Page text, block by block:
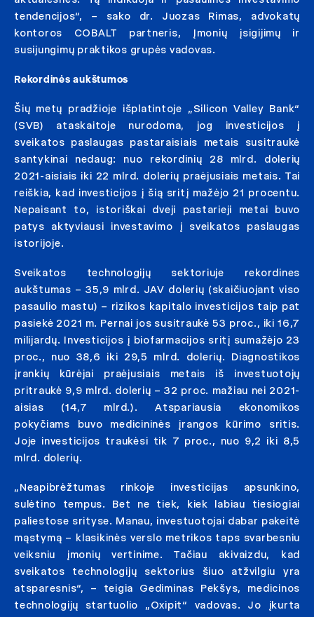
tendencijos“, – sako dr. Juozas Rimas, advokatų
kontoros COBALT partneris, Įmonių įsigijimų ir
susijungimų praktikos grupės vadovas.
Rekordinės aukštumos
Šių metų pradžioje išplatintoje „Silicon Valley Bank“
(SVB) ataskaitoje nurodoma, jog investicijos į
sveikatos paslaugas pastaraisiais metais susitraukė
santykinai nedaug: nuo rekordinių 28 mlrd. dolerių
2021-aisiais iki 22 mlrd. dolerių praėjusiais metais. Tai
reiškia, kad investicijos į šią sritį mažėjo 21 procentu.
Nepaisant to, istoriškai dveji pastarieji metai buvo
patys aktyviausi investavimo į sveikatos paslaugas
istorijoje.
Sveikatos technologijų sektoriuje rekordines
aukštumas – 35,9 mlrd. JAV dolerių (skaičiuojant viso
pasaulio mastu) – rizikos kapitalo investicijos taip pat
pasiekė 2021 m. Pernai jos susitraukė 53 proc., iki 16,7
milijardų. Investicijos į biofarmacijos sritį sumažėjo 23
proc., nuo 38,6 iki 29,5 mlrd. dolerių. Diagnostikos
įrankių kūrėjai praėjusiais metais iš investuotojų
pritraukė 9,9 mlrd. dolerių – 32 proc. mažiau nei 2021-
aisias (14,7 mlrd.). Atspariausia ekonomikos
pokyčiams buvo medicininės įrangos kūrimo sritis.
Joje investicijos traukėsi tik 7 proc., nuo 9,2 iki 8,5
mlrd. dolerių.
„Neapibrėžtumas rinkoje investicijas apsunkino,
sulėtino tempus. Bet ne tiek, kiek labiau tiesiogiai
paliestose srityse. Manau, investuotojai dabar pakeitė
mąstymą – klasikinės verslo metrikos taps svarbesniu
veiksniu įmonių vertinime. Tačiau akivaizdu, kad
sveikatos technologijų sektorius šiuo atžvilgiu yra
atsparesnis“, – teigia Gediminas Pekšys, medicinos
technologijų startuolio „Oxipit“ vadovas. Jo įkurta